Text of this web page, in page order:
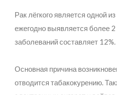
Рак лёгкого является одной
ежегодно выявляется более 2
заболеваний составляет 12%.
Основная причина
отводится табакокурению.